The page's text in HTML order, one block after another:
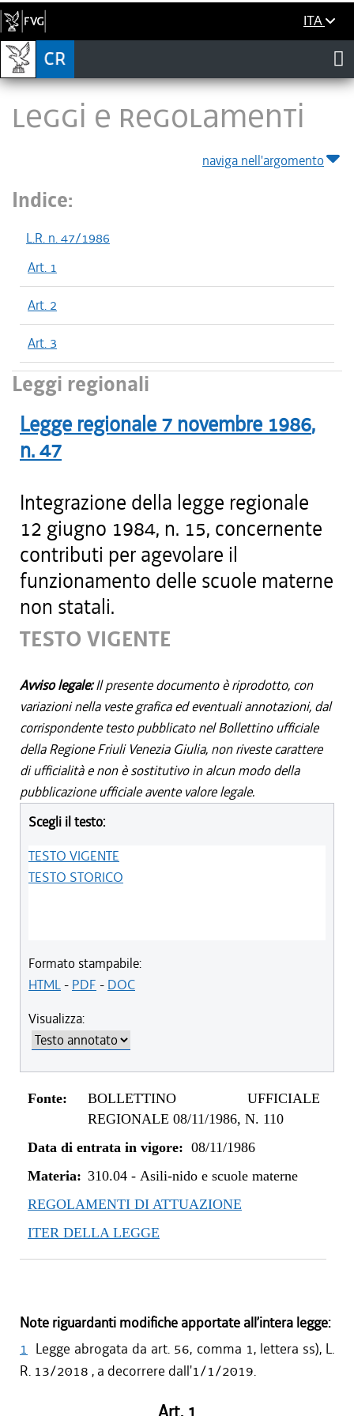
ITA
LEGGI E REGOLAMENTI
naviga nell'argomento
Indice:
L.R. n. 47/1986
Art. 1
Art. 2
Art. 3
Leggi regionali
Legge regionale 7 novembre 1986,
n.47
Integrazione della legge regionale
12 giugno 1984, n. 15, concernente
contributi per agevolare il
funzionamento delle scuole materne
non statali.
TESTO VIGENTE
Avviso legale:Il presente documento è riprodotto, con
variazioni nella veste grafica ed eventuali annotazioni, dal
corrispondente testo pubblicato nel Bollettino ufficiale
della Regione Friuli Venezia Giulia, non riveste carattere
di ufficialità e non è sostitutivo in alcun modo della
pubblicazione ufficiale avente valore legale.
Scegli il testo:
TESTO VIGENTE
TESTO STORICO
Formato stampabile:
HTML- PDF - DOC
Visualizza:
Fonte:
BOLLETTINO UFFICIALE
REGIONALE 08/11/1986, N. 110
Data di entrata in vigore: 08/11/1986
Materia: 310.04- Asili-nido e scuole materne
REGOLAMENTI DI ATTUAZIONE
ITER DELLA LEGGE
Note riguardanti modifiche apportate all’intera legge:
1 Legge abrogata da art. 56, comma 1, lettera ss), L.
R. 13/2018 , a decorrere dall'1/1/2019.